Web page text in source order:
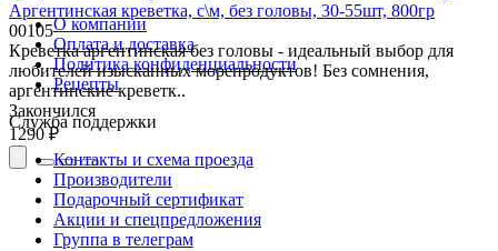
Аргентинская креветка, с\м, без головы, 30-55шт, 800гр
00105
Креветка аргентинская без головы - идеальный выбор для
любителей изысканных морепродуктов! Без сомнения,
аргентинские креветк..
Закончился
1290 ₽
О компании
Оплата и доставка
Политика конфиденциальности
Рецепты
Служба поддержки
Контакты и схема проезда
Производители
Подарочный сертификат
Акции и спецпредложения
Группа в телеграм